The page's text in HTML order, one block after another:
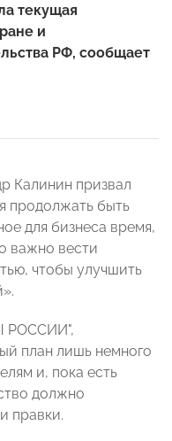
текущая
и
РФ, сообщает
Калинин призвал
продолжать быть
для бизнеса время,
важно вести
чтобы улучшить
РОССИИ",
план лишь немного
и, пока есть
должно
правки.